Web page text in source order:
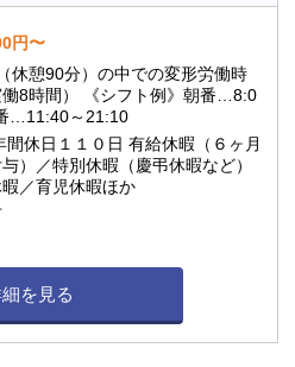
円〜
休憩90分）の中での変形労働時
働8時間） 《シフト例》朝番…8:0
…11:40～21:10
間休日１１０日 有給休暇（６ヶ月
）／特別休暇（慶弔休暇など）
／育児休暇ほか
を見る